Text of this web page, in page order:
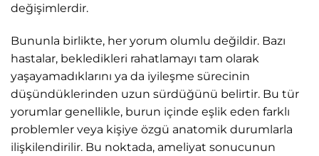
değişimlerdir.
Bununla birlikte, her yorum olumlu değildir. Bazı
hastalar, bekledikleri rahatlamayı tam olarak
yaşayamadıklarını ya da iyileşme sürecinin
düşündüklerinden uzun sürdüğünü belirtir. Bu tür
yorumlar genellikle, burun içinde eşlik eden farklı
problemler veya kişiye özgü anatomik durumlarla
ilişkilendirilir. Bu noktada, ameliyat sonucunun